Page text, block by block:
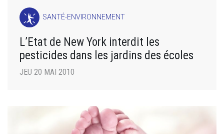
SANTÉ-ENVIRONNEMENT
L’Etat de New York interdit les
pesticides dans les jardins des écoles
JEU 20 MAI 2010